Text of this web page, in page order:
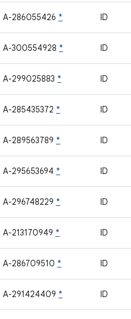
A-286055426 * ID
A-300554928 * ID
A-299025883 * ID
A-285435372 * ID
A-289563789 * ID
A-295653694 * ID
A-296748229 * ID
A-213170949 * ID
A-286709510 * ID
A-291424409 * ID